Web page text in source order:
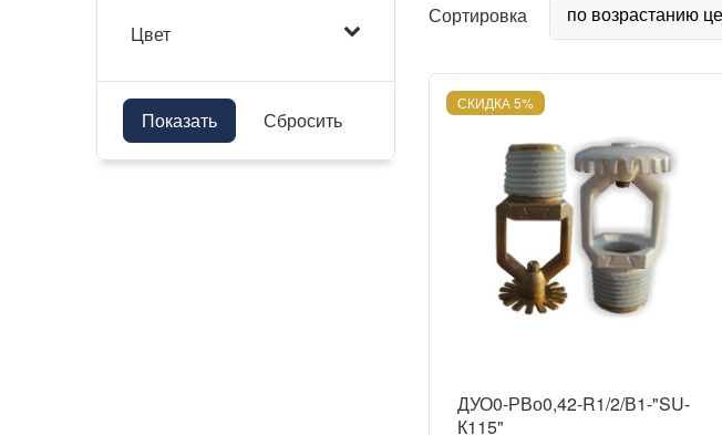
Цвет
Показать Сбросить
Сортировка по возрастанию
СКИДКА 5%
ДУО0-РВо0,42-R1/2/В1-"SU-
К115"